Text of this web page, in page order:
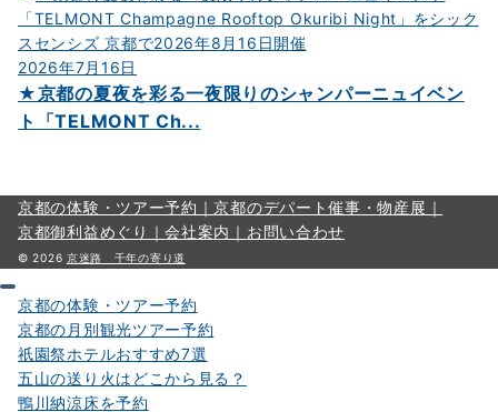
2026年7月16日
★京都の夏夜を彩る一夜限りのシャンパーニュイベン
ト「TELMONT Ch...
京都の体験・ツアー予約｜京都のデパート催事・物産展｜
京都御利益めぐり｜会社案内｜ お問い合わせ
© 2026 京迷路 千年の寄り道
京都の体験・ツアー予約
京都の月別観光ツアー予約
祇園祭ホテルおすすめ7選
五山の送り火はどこから見る？
鴨川納涼床を予約